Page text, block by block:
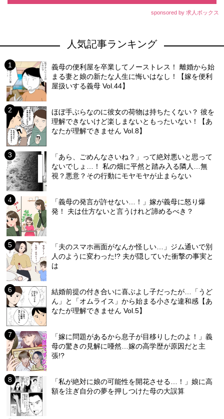
sponsored by 求人ボックス
人気記事ランキング
義母の便利屋を卒業してノーストレス！ 離婚から始
まる妻と娘の新たな人生に悔いはなし！【嫁を便利
屋扱いする義母 Vol.44】
ほぼ手ぶらなのに彼女の荷物は持ちたくない？ 彼を
理解できないけど楽しまないともったいない！【あ
なたが理解できません Vol.8】
「あら、ごめんなさいね？」って絶対悪いと思って
ないでしょ…！ 私の畑に平然と踏み入る隣人…無
視？悪意？その行動にモヤモヤが止まらない
「義母の発言が許せない…！」嫁が義母に怒り爆
発！ 夫は仕方ないと言うけれど諦めるべき？
「夫のスマホ画面がなんか怪しい…」ジム通いで別
人のように変わった!? 夫が隠していた衝撃の事実と
は
結婚前提の付き合いに喜ぶよし子だったが…「うど
ん」と「オムライス」から始まる小さな違和感【あ
なたが理解できません Vol.5】
「嫁に問題があるから息子が目移りしたのよ！」義
母の驚きの見解に唖然…嫁の高学歴が原因だと主
張!?
「私が絶対に娘の可能性を開花させる…！」娘に高
額を注ぎ自分の夢を押しつけた母の大誤算